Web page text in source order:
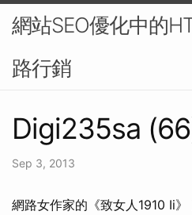
網站SEO優化中的
路行銷
Digi235sa
Sep 3, 2013
網路女作家的《致女人1910 Ii